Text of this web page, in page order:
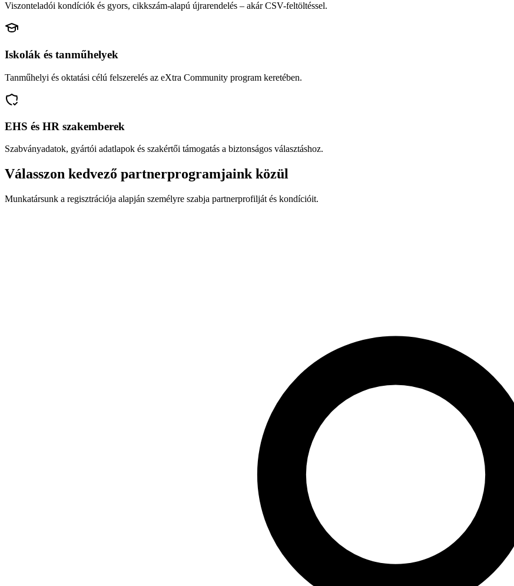
Viszonteladói kondíciók és gyors, cikkszám-alapú újrarendelés – akár CSV-feltöltéssel.
Iskolák és tanműhelyek
Tanműhelyi és oktatási célú felszerelés az eXtra Community program keretében.
EHS és HR szakemberek
Szabványadatok, gyártói adatlapok és szakértői támogatás a biztonságos választáshoz.
Válasszon kedvező partnerprogramjaink közül
Munkatársunk a regisztrációja alapján személyre szabja partnerprofilját és kondícióit.